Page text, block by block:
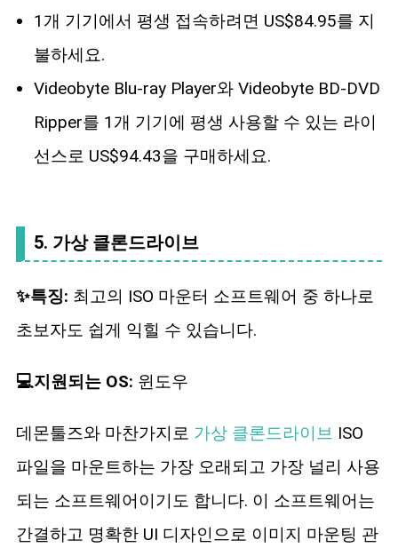
1개 기기에서 평생 접속하려면 US$84.95를 지
불하세요.
Videobyte Blu-ray Player와 Videobyte BD-DVD
Ripper를 1개 기기에 평생 사용할 수 있는 라이
선스로 US$94.43을 구매하세요.
5. 가상 클론드라이브
✨특징: 최고의 ISO 마운터 소프트웨어 중 하나로
초보자도 쉽게 익힐 수 있습니다.
💻지원되는 OS: 윈도우
데몬툴즈와 마찬가지로 가상 클론드라이브 ISO
파일을 마운트하는 가장 오래되고 가장 널리 사용
되는 소프트웨어이기도 합니다. 이 소프트웨어는
간결하고 명확한 UI 디자인으로 이미지 마운팅 관